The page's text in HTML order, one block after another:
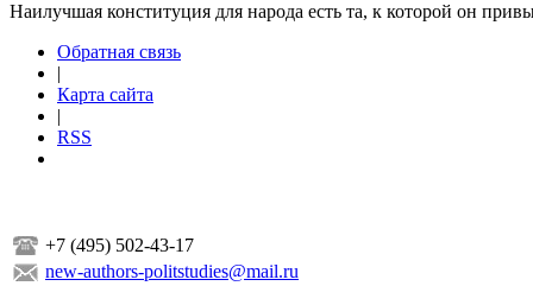
Наилучшая конституция для народа есть та, к которой он
Обратная связь
|
Карта сайта
|
RSS
+7 (495) 502-43-17
new-authors-politstudies@mail.ru